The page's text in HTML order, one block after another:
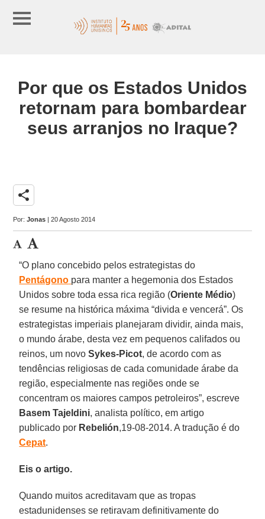
Por que os Estados Unidos
retornam para bombardear
seus arranjos no Iraque?
share
Por:Jonas | 20 Agosto 2014
“O plano concebido pelos estrategistas do
Pentágono para manter a hegemonia dos Estados
Unidos sobre toda essa rica região (Oriente Médio)
se resume na histórica máxima “divida e vencerá”. Os
estrategistas imperiais planejaram dividir, ainda mais,
o mundo árabe, desta vez em pequenos califados ou
reinos, um novoSykes-Picot, de acordo com as
tendências religiosas de cada comunidade árabe da
região, especialmente nas regiões onde se
concentram os maiores campos petroleiros”, escreve
Basem Tajeldini, analista político, em artigo
publicado por Rebelión,19-08-2014. A tradução é do
Cepat.
Eis o artigo.
Quando muitos acreditavam que as tropas
estadunidenses se retiravam definitivamente do